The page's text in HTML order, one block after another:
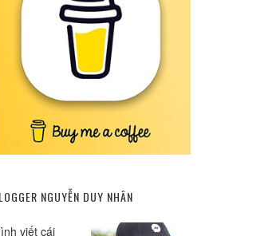
NGUYỄN DUY NHÂN
viết cái